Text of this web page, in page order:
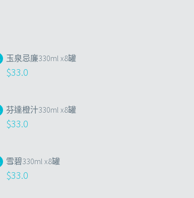
玉泉忌廉330ml x8罐
$33.0
芬達橙汁330ml x8罐
$33.0
雪碧330ml x8罐
$33.0